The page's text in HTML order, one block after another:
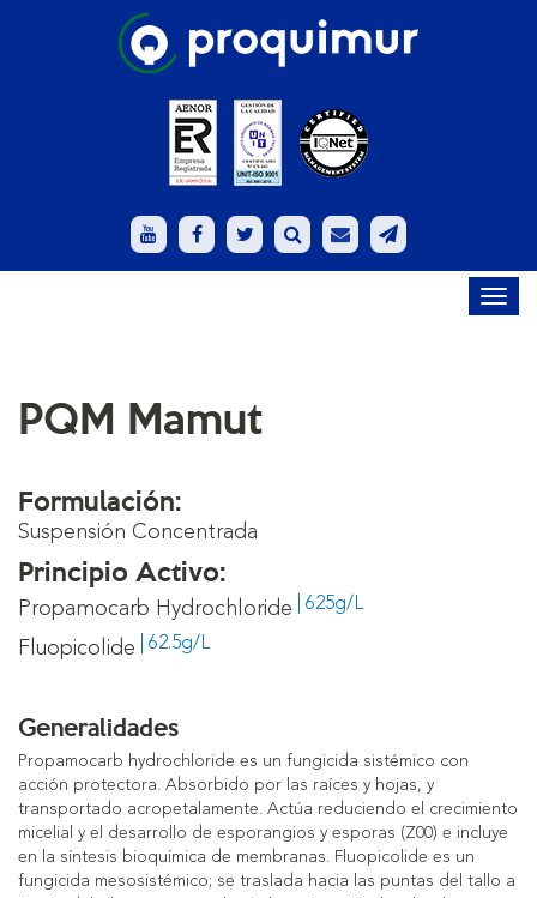
PQM Mamut
Formulación:
Suspensión Concentrada
Principio Activo:
Propamocarb Hydrochloride | 625g/L
Fluopicolide | 62.5g/L
Generalidades
Propamocarb hydrochloride es un fungicida sistémico con
acción protectora. Absorbido por las raíces y hojas, y
transportado acropetalamente. Actúa reduciendo el crecimiento
micelial y el desarrollo de esporangios y esporas (Z00) e incluye
en la síntesis bioquímica de membranas. Fluopicolide es un
fungicida mesosistémico; se traslada hacia las puntas del tallo a